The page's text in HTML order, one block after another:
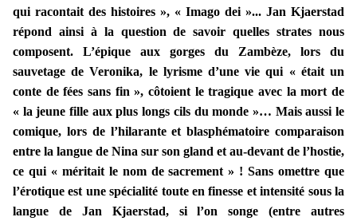
qui racontait des histoires », « Imago dei »... Jan Kjaerstad
répond ainsi à la question de savoir quelles strates nous
composent. L’épique aux gorges du Zambèze, lors du
sauvetage de Veronika, le lyrisme d’une vie qui « était un
conte de fées sans fin », côtoient le tragique avec la mort de
« la jeune fille aux plus longs cils du monde »… Mais aussi le
comique, lors de l’hilarante et blasphématoire comparaison
entre la langue de Nina sur son gland et au-devant de l’hostie,
ce qui « méritait le nom de sacrement » ! Sans omettre que
l’érotique est une spécialité toute en finesse et intensité sous la
langue de Jan Kjaerstad, si l’on songe (entre autres